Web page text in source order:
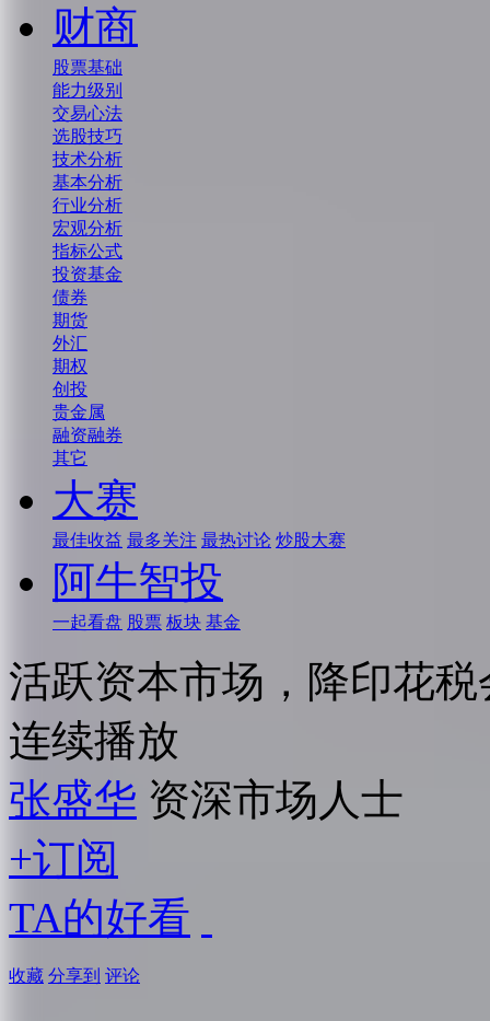
财商
股票基础
能力级别
交易心法
选股技巧
技术分析
基本分析
行业分析
宏观分析
指标公式
投资基金
债券
期货
外汇
期权
创投
贵金属
融资融券
其它
大赛
最佳收益 最多关注 最热讨论 炒股大赛
阿牛智投
一起看盘 股票 板块 基金
活跃资本市场，降印花
连续播放
张盛华 资深市场人士
+订阅
TA的好看
收藏 分享到 评论